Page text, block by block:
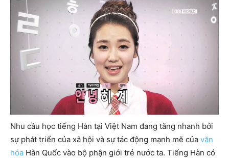
Nhu cầu học tiếng Hàn tại Việt Nam đang tăng nhanh bởi
sự phát triển của xã hội và sự tác động mạnh mẽ của văn
hóa Hàn Quốc vào bộ phận giới trẻ nước ta. Tiếng Hàn có